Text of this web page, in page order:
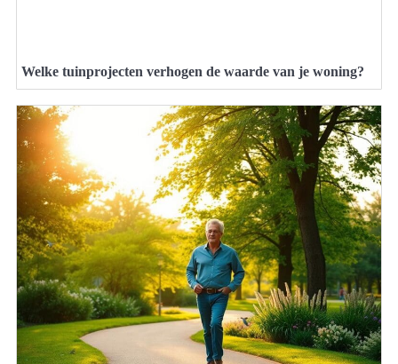
Welke tuinprojecten verhogen de waarde van je woning?